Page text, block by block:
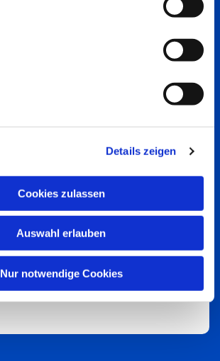
Details zeigen
Cookies zulassen
Auswahl erlauben
Nur notwendige Cookies